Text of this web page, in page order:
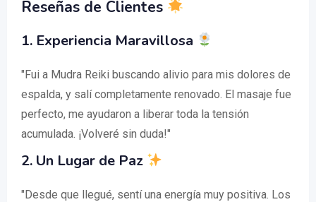
Reseñas de Clientes
1. Experiencia Maravillosa
"Fui a Mudra Reiki buscando alivio para mis dolores de
espalda, y salí completamente renovado. El masaje fue
perfecto, me ayudaron a liberar toda la tensión
acumulada. ¡Volveré sin duda!"
2. Un Lugar de Paz
"Desde que llegué, sentí una energía muy positiva. Los